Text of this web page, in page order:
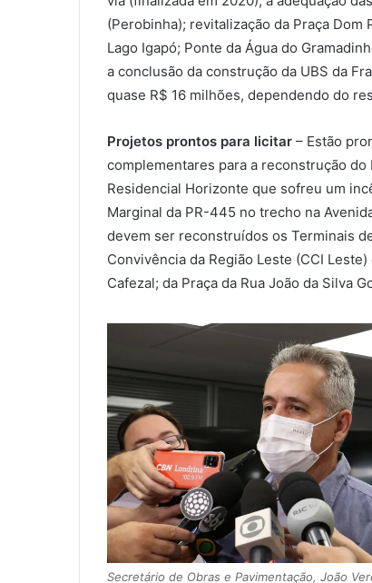
(Perobinha); revitalização da Praça
Lago Igapó; Ponte da Água do
a conclusão da construção da UBS da
quase R$ 16 milhões, dependendo do
Projetos prontos para licitar – Estão
complementares para a reconstrução do
Residencial Horizonte que sofreu um
Marginal da PR-445 no trecho na
devem ser reconstruídos os Terminais
Convivência da Região Leste (CCI
Cafezal; da Praça da Rua João da Silva
Secretário de Obras e Pavimentação, João